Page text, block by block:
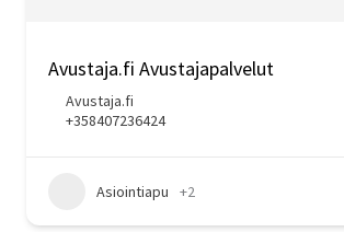
Avustaja.fi Avustajapalvelut
Avustaja.fi
+358407236424
Asiointiapu +2